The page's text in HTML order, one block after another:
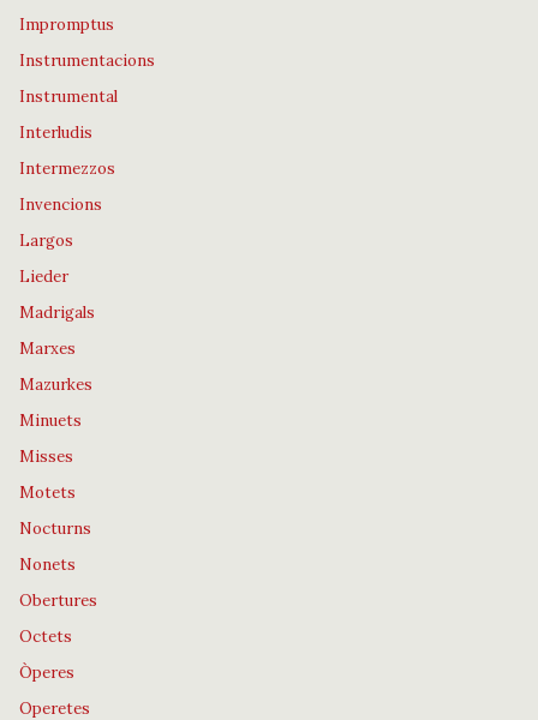
Impromptus
Instrumentacions
Instrumental
Interludis
Intermezzos
Invencions
Largos
Lieder
Madrigals
Marxes
Mazurkes
Minuets
Misses
Motets
Nocturns
Nonets
Obertures
Octets
Òperes
Operetes